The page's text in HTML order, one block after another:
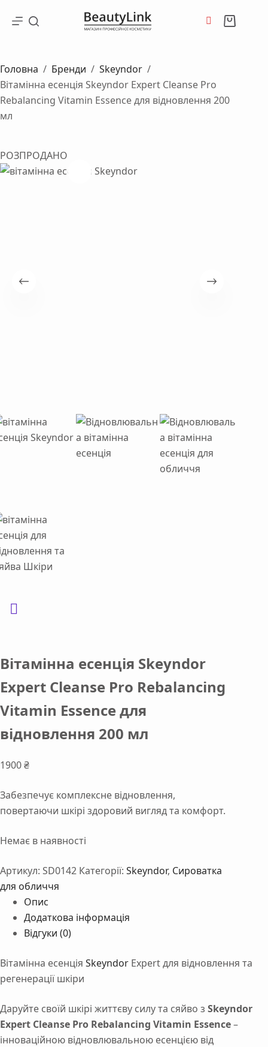
Кошик
Головна / Бренди / Skeyndor /
Вітамінна есенція Skeyndor Expert Cleanse Pro
Rebalancing Vitamin Essence для відновлення 200
мл
РОЗПРОДАНО
Вітамінна есенція Skeyndor
Expert Cleanse Pro Rebalancing
Vitamin Essence для
відновлення 200 мл
1900₴
Забезпечує комплексне відновлення,
повертаючи шкірі здоровий вигляд та комфорт.
Немає в наявності
Артикул: SD0142 Категорії: Skeyndor, Сироватка
для обличчя
Опис
Додаткова інформація
Відгуки (0)
Вітамінна есенція Skeyndor Expert для відновлення та
регенерації шкіри
Даруйте своїй шкірі життєву силу та сяйво з Skeyndor
Expert Cleanse Pro Rebalancing Vitamin Essence–
інноваційною відновлювальною есенцією від